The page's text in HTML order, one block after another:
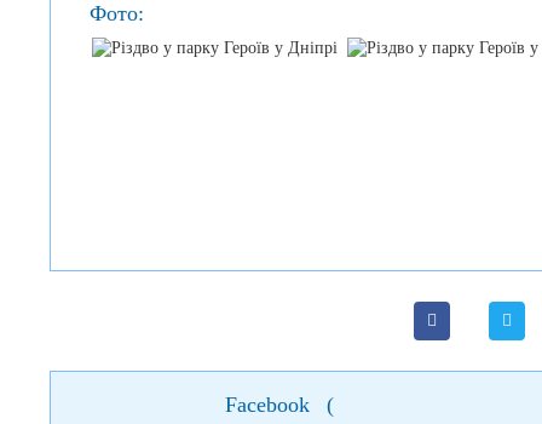
Фото:
Facebook (